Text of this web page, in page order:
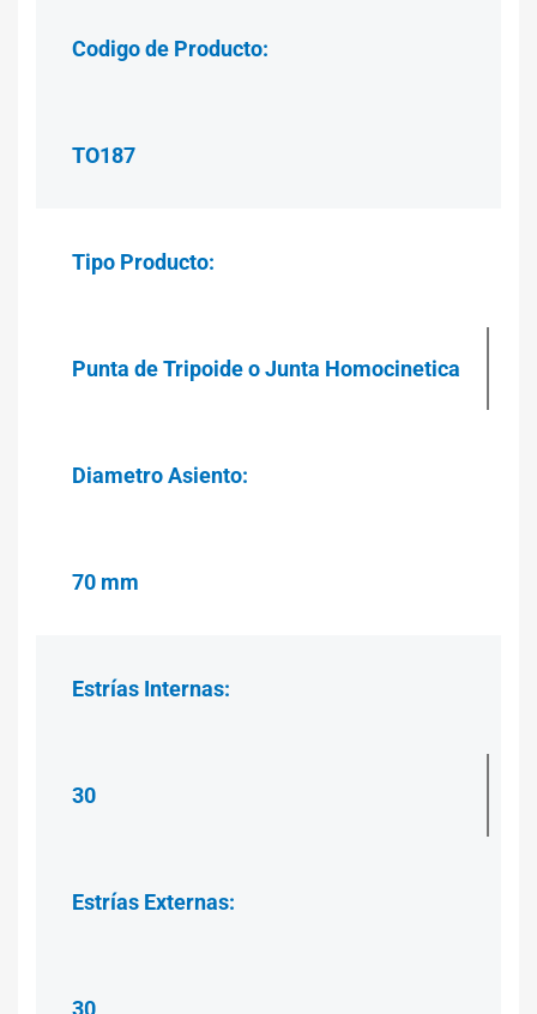
Codigo de Producto:
TO187
Tipo Producto:
Punta de Tripoide o Junta Homocinetica
Diametro Asiento:
70 mm
Estrías Internas:
30
Estrías Externas:
30